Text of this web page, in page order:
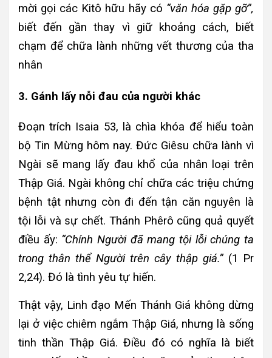
mời gọi các Kitô hữu hãy có “văn hóa gặp gỡ”,
biết đến gần thay vì giữ khoảng cách, biết
chạm để chữa lành những vết thương của tha
nhân
3. Gánh lấy nỗi đau của người khác
Đoạn trích Isaia 53, là chìa khóa để hiểu toàn
bộ Tin Mừng hôm nay. Đức Giêsu chữa lành vì
Ngài sẽ mang lấy đau khổ của nhân loại trên
Thập Giá. Ngài không chỉ chữa các triệu chứng
bệnh tật nhưng còn đi đến tận căn nguyên là
tội lỗi và sự chết. Thánh Phêrô cũng quả quyết
điều ấy: “Chính Người đã mang tội lỗi chúng ta
trong thân thể Người trên cây thập giá.”(1 Pr
2,24). Đó là tình yêu tự hiến.
Thật vậy, Linh đạo Mến Thánh Giá không dừng
lại ở việc chiêm ngắm Thập Giá, nhưng là sống
tinh thần Thập Giá. Điều đó có nghĩa là biết